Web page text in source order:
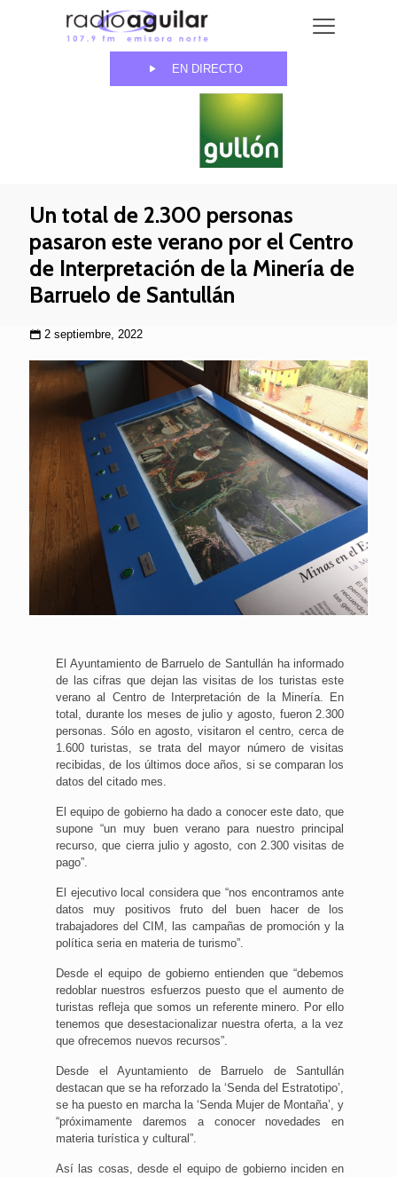
EN DIRECTO
Un total de 2.300 personas
pasaron este verano por el Centro
de Interpretación de la Minería de
Barruelo de Santullán
2 septiembre, 2022
El Ayuntamiento de Barruelo de Santullán ha informado
de las cifras que dejan las visitas de los turistas este
verano al Centro de Interpretación de la Minería. En
total, durante los meses de julio y agosto, fueron 2.300
personas. Sólo en agosto, visitaron el centro, cerca de
1.600 turistas, se trata del mayor número de visitas
recibidas, de los últimos doce años, si se comparan los
datos del citado mes.
El equipo de gobierno ha dado a conocer este dato, que
supone “un muy buen verano para nuestro principal
recurso, que cierra julio y agosto, con 2.300 visitas de
pago”.
El ejecutivo local considera que “nos encontramos ante
datos muy positivos fruto del buen hacer de los
trabajadores del CIM, las campañas de promoción y la
política seria en materia de turismo”.
Desde el equipo de gobierno entienden que “debemos
redoblar nuestros esfuerzos puesto que el aumento de
turistas refleja que somos un referente minero. Por ello
tenemos que desestacionalizar nuestra oferta, a la vez
que ofrecemos nuevos recursos”.
Desde el Ayuntamiento de Barruelo de Santullán
destacan que se ha reforzado la ‘Senda del Estratotipo’,
se ha puesto en marcha la ‘Senda Mujer de Montaña’, y
“próximamente daremos a conocer novedades en
materia turística y cultural”.
Así las cosas, desde el equipo de gobierno inciden en